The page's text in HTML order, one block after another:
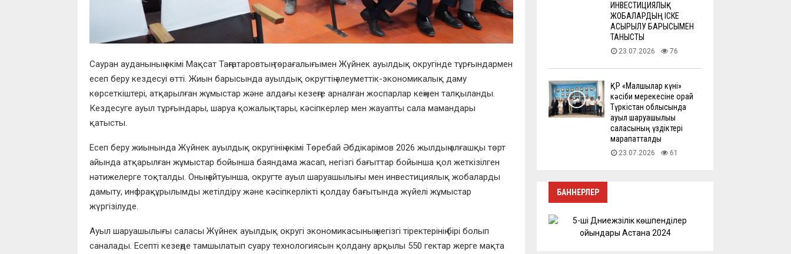
Сауран ауданының әкімі Мақсат Таңғатаровтың төрағалығымен Жүйнек ауылдық округінде тұрғындармен
есеп беру кездесуі өтті. Жиын барысында ауылдық округтің әлеуметтік-экономикалық даму
көрсеткіштері, атқарылған жұмыстар және алдағы кезеңге арналған жоспарлар кеңінен талқыланды.
Кездесуге ауыл тұрғындары, шаруа қожалықтары, кәсіпкерлер мен жауапты сала мамандары
қатысты.
Есеп беру жиынында Жүйнек ауылдық округінің әкімі Төребай Әбдікарімов 2026 жылдың алғашқы төрт
айында атқарылған жұмыстар бойынша баяндама жасап, негізгі бағыттар бойынша қол жеткізілген
нәтижелерге тоқталды. Оның айтуынша, округте ауыл шаруашылығы мен инвестициялық жобаларды
дамыту, инфрақұрылымды жетілдіру және кәсіпкерлікті қолдау бағытында жүйелі жұмыстар
жүргізілуде.
Ауыл шаруашылығы саласы Жүйнек ауылдық округі экономикасының негізгі тіректерінің бірі болып
саналады. Есепті кезеңде тамшылатып суару технологиясын қолдану арқылы 550 гектар жерге мақта
ИНВЕСТИЦИЯЛЫҚ
ЖОБАЛАРДЫҢ ІСКЕ
АСЫРЫЛУ БАРЫСЫМЕН
ТАНЫСТЫ
23.07.2026 76
ҚР «Малшылар күні»
кәсіби мерекесіне орай
Түркістан облысында
ауыл шаруашылығы
саласының үздіктері
марапатталды
23.07.2026 61
БАННЕРЛЕР